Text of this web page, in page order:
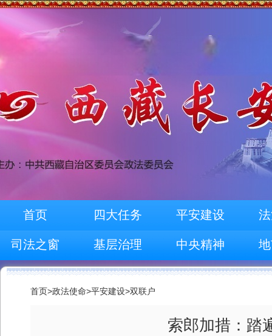
首页 四大任务 平安建设
司法之窗 基层治理 中央精神
首页>政法使命>平安建设>双联户
索郎加措：踏